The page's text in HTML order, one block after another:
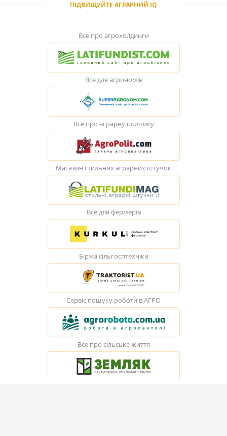
ПІДВИЩУЙТЕ АГРАРНИЙ IQ
Все про агрохолдинги
Все для агрономів
Все про аграрну політику
Магазин стильних аграрних штучок
Все для фермерів
Біржа сільгосптехніки
Сервіс пошуку роботи в АГРО
Все про сільське життя